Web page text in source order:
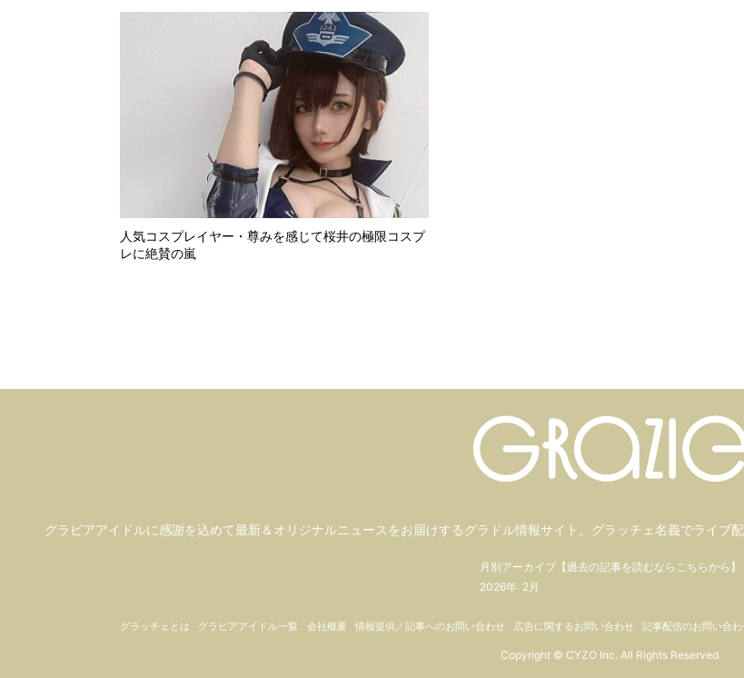
人気コスプレイヤー・尊みを感じて桜井の極限コスプ
レに絶賛の嵐
グラビアアイドルに感謝を込めて最新＆オリジナルニュースをお届けするグラドル情報サイト。 グラッチェ名義でライブ
月別アーカイブ【過去の記事を読むならこちらから】
2026年 2月
グラッチェとは グラビアアイドル一覧 会社概要 情報提供／記事へのお問い合わせ 広告に関するお問い合わせ 記事配信のお問い合わ
Copyright © CYZO Inc. All Rights Reserved.